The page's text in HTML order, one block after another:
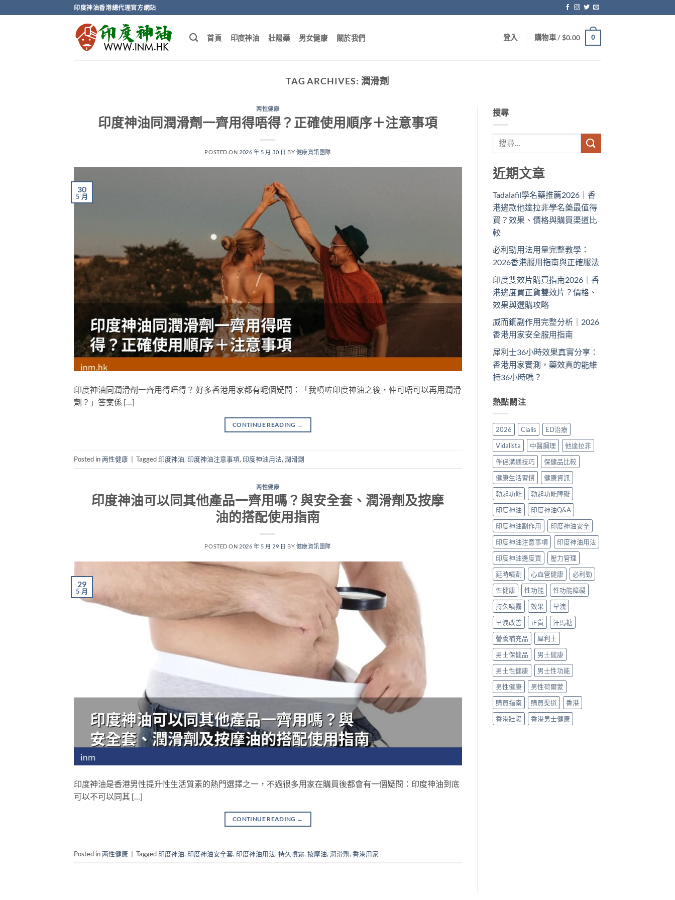
to
印度神油香港總代理官方網站
首頁 印度神油 壯陽藥 男女健康 關於我們 登入 購物車 /$0.00 0
TAG ARCHIVES: 潤滑劑
两性健康
印度神油同潤滑劑一齊用得唔得？正確使用順序＋注意事項
POSTED ON 2026 年 5 月 30 日 BY 健康資訊團隊
30
5 月
印度神油同潤滑劑一齊用得唔得？ 好多香港用家都有呢個疑問：「我噴咗印度神油之後，仲可唔可以再用潤滑
劑？」答案係 […]
CONTINUE READING →
Posted in两性健康 Tagged 印度神油, 印度神油注意事項, 印度神油用法, 潤滑劑
两性健康
印度神油可以同其他產品一齊用嗎？與安全套、潤滑劑及按摩
油的搭配使用指南
POSTED ON 2026 年 5 月 29 日 BY 健康資訊團隊
29
5 月
印度神油是香港男性提升性生活質素的熱門選擇之一，不過很多用家在購買後都會有一個疑問：印度神油到底
可以不可以同其 […]
CONTINUE READING →
Posted in两性健康 | Tagged 印度神油, 印度神油安全套, 印度神油用法, 持久噴霧, 按摩油, 潤滑劑, 香港用家
搜尋
近期文章
Tadalafil學名藥推薦2026｜香
港邊款他達拉非學名藥最值得
買？效果、價格與購買渠道比
較
必利勁用法用量完整教學：
2026香港服用指南與正確服法
印度雙效片購買指南2026｜香
港邊度買正貨雙效片？價格、
效果與選購攻略
威而鋼副作用完整分析｜2026
香港用家安全服用指南
犀利士36小時效果真實分享：
香港用家實測，藥效真的能維
持36小時嗎？
熱點關注
2026 Cialis
ED治療
Vidalista
中醫調理
他達拉非
伴侶溝通技巧
保健品比較
健康生活習慣
健康資訊
勃起功能
勃起功能障礙
印度神油
印度神油Q&A
印度神油副作用
印度神油安全
印度神油注意事項
印度神油用法
印度神油邊度買
壓力管理
延時噴劑
心血管健康
必利勁
性健康
性功能
性功能障礙
持久噴霧
效果
早洩
早洩改善
正貨
汗馬糖
營養補充品
犀利士
男士保健品
男士健康
男士性健康
男士性功能
男性健康
男性荷爾蒙
購買指南
購買渠道
香港
香港壯陽
香港男士健康